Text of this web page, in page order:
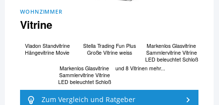
WOHNZIMMER
Vitrine
Vladon Standvitrine
Hängevitrine Movie
Stella Trading Fun Plus
Große Vitrine weiss
Markenlos Glasvitrine
Sammlervitrine Vitrine
LED beleuchtet Schloß
Markenlos Glasvitrine
Sammlervitrine Vitrine
LED beleuchtet Schloß
und 8 Vitrinen mehr...
Zum Vergleich und Ratgeber